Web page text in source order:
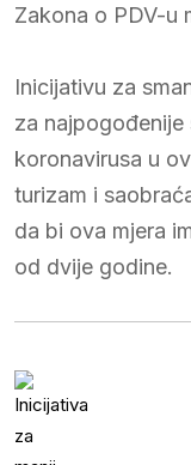
Zakona o PDV-u
Inicijativu za
za
koronavirusa u
turizam i
da bi ova mjera
od dvije godine.